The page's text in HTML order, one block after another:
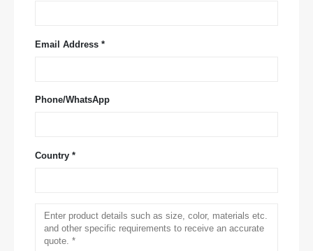
Email Address *
Phone/WhatsApp
Country *